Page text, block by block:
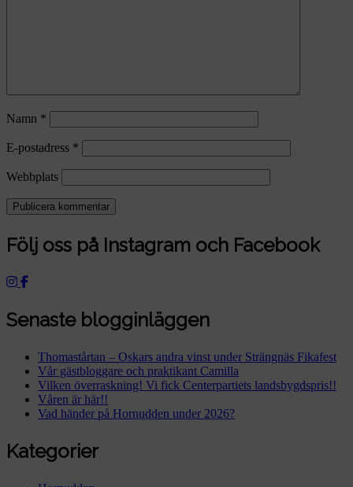
Namn *
E-postadress *
Webbplats
Följ oss på Instagram och Facebook
Senaste blogginläggen
Thomastårtan – Oskars andra vinst under Strängnäs Fikafest
Vår gästbloggare och praktikant Camilla
Vilken överraskning! Vi fick Centerpartiets landsbygdspris!!
Våren är här!!
Vad händer på Hornudden under 2026?
Kategorier